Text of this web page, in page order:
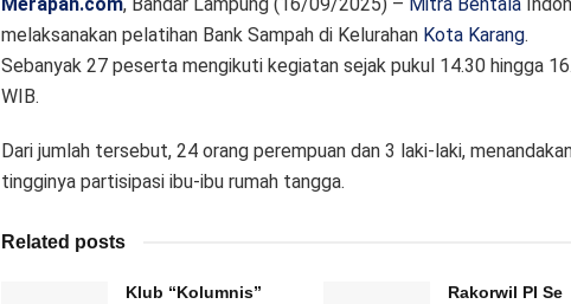
melaksanakan pelatihan Bank Sampah di Kelurahan Kota Karang.
Sebanyak 27 peserta mengikuti kegiatan sejak pukul 14.30 hingga
WIB.
Dari jumlah tersebut, 24 orang perempuan dan 3 laki-laki,
tingginya partisipasi ibu-ibu rumah tangga.
Related posts
Klub “Kolumnis”
Rakorwil PI Se